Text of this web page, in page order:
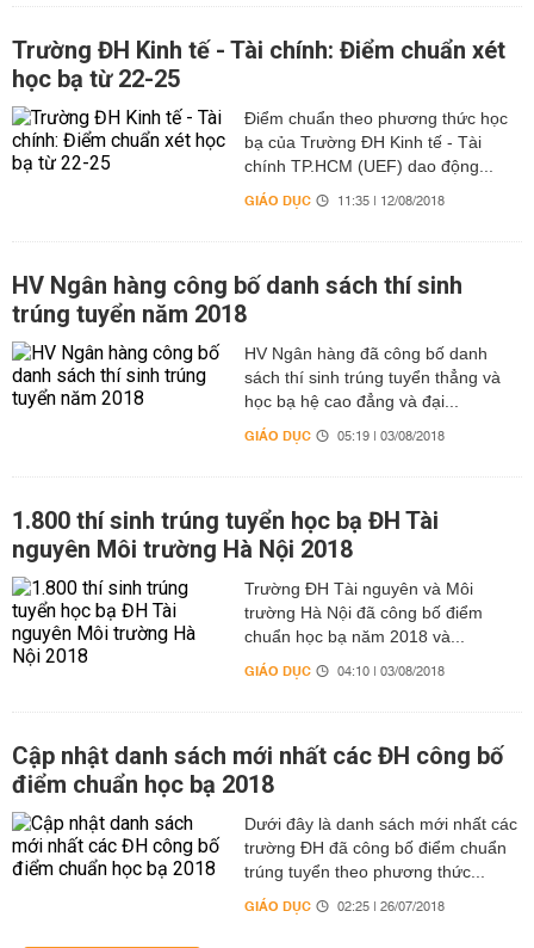
Trường ĐH Kinh tế - Tài chính: Điểm chuẩn xét
học bạ từ 22-25
Điểm chuẩn theo phương thức học
bạ của Trường ĐH Kinh tế - Tài
chính TP.HCM (UEF) dao động...
GIÁO DỤC 11:35 | 12/08/2018
HV Ngân hàng công bố danh sách thí sinh
trúng tuyển năm 2018
HV Ngân hàng đã công bố danh
sách thí sinh trúng tuyển thẳng và
học bạ hệ cao đẳng và đại...
GIÁO DỤC 05:19 | 03/08/2018
1.800 thí sinh trúng tuyển học bạ ĐH Tài
nguyên Môi trường Hà Nội 2018
Trường ĐH Tài nguyên và Môi
trường Hà Nội đã công bố điểm
chuẩn học bạ năm 2018 và...
GIÁO DỤC 04:10 | 03/08/2018
Cập nhật danh sách mới nhất các ĐH công bố
điểm chuẩn học bạ 2018
Dưới đây là danh sách mới nhất các
trường ĐH đã công bố điểm chuẩn
trúng tuyển theo phương thức...
GIÁO DỤC 02:25 | 26/07/2018